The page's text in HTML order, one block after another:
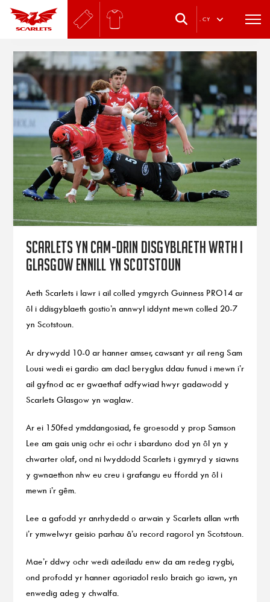
. CY
Scarlets yn cam-drin disgyblaeth wrth i
Glasgow ennill yn Scotstoun
Aeth Scarlets i lawr i ail colled ymgyrch Guinness PRO14 ar
ôl i ddisgyblaeth gostio’n annwyl iddynt mewn colled 20-7
yn Scotstoun.
Ar drywydd 10-0 ar hanner amser, cawsant yr ail reng Sam
Lousi wedi ei gardio am dacl beryglus ddau funud i mewn i’r
ail gyfnod ac er gwaethaf adfywiad hwyr gadawodd y
Scarlets Glasgow yn waglaw.
Ar ei 150fed ymddangosiad, fe groesodd y prop Samson
Lee am gais unig ochr ei ochr i sbarduno dod yn ôl yn y
chwarter olaf, ond ni lwyddodd Scarlets i gymryd y siawns
y gwnaethon nhw eu creu i grafangu eu ffordd yn ôl i
mewn i’r gêm.
Lee a gafodd yr anrhydedd o arwain y Scarlets allan wrth
i’r ymwelwyr geisio parhau â’u record ragorol yn Scotstoun.
Mae’r ddwy ochr wedi adeiladu enw da am redeg rygbi,
ond profodd yr hanner agoriadol reslo braich go iawn, yn
enwedig adeg y chwalfa.